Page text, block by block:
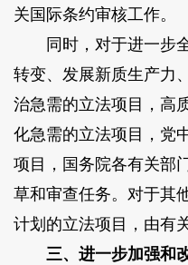
关国际条约审核工作。
同时，对于进一步全
转变、发展新质生产力
治急需的立法项目，高
化急需的立法项目，党
项目，国务院各有关部
草和审查任务。对于其
计划的立法项目，由有
三、进一步加强和